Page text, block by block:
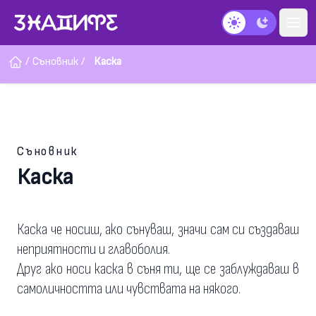
Тъмен режим
/ Съновник / Каска
Съновник
Каска
Каска че носиш, ако сънуваш, значи сам си създаваш
неприятности и главоболия.
Друг ако носи каска в съня ти, ще се заблуждаваш в
самоличността или чувствата на някого.